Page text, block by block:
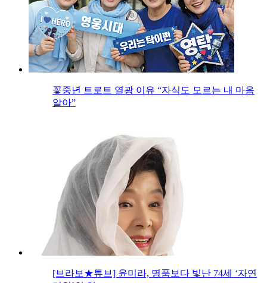
꽃중년 트로트 열광 이유 “자식도 모르는 내 마음
알아”
[브라보★튜브] 윤미라, 명품보다 빛난 74세 ‘자연